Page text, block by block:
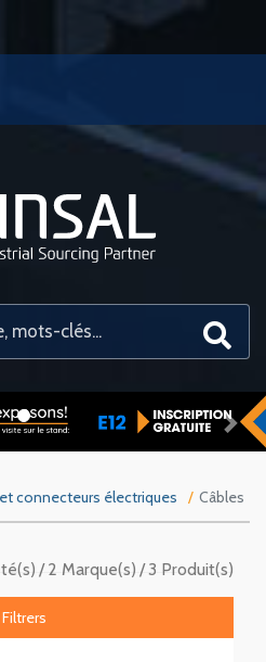
connecteurs électriques Câbles
3 Produit(s)
2 Marque(s)
Filtrers